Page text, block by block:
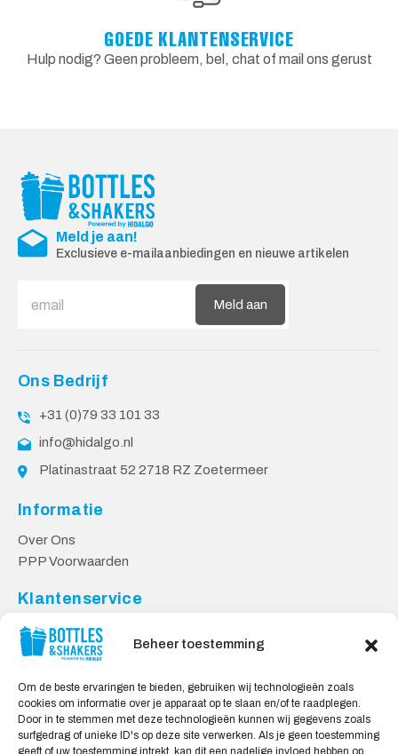
Beheer toestemming
Om de beste ervaringen te bieden, gebruiken wij technologieën zoals
cookies om informatie over je apparaat op te slaan en/of te raadplegen.
Door in te stemmen met deze technologieën kunnen wij gegevens zoals
surfgedrag of unieke ID's op deze site verwerken. Als je geen toestemming
geeft of uw toestemming intrekt, kan dit een nadelige invloed hebben op
GOEDE KLANTENSERVICE
Hulp nodig? Geen probleem, bel, chat of mail ons gerust
Meld je aan!
Exclusieve e-mailaanbiedingen en nieuwe artikelen
Meld aan
Ons Bedrijf
+31 (0)79 33 101 33
info@hidalgo.nl
Platinastraat 52 2718 RZ Zoetermeer
Informatie
Over Ons
PPP Voorwaarden
Klantenservice
Contact
Levering & Retourneren
Veilig Shoppen
My account